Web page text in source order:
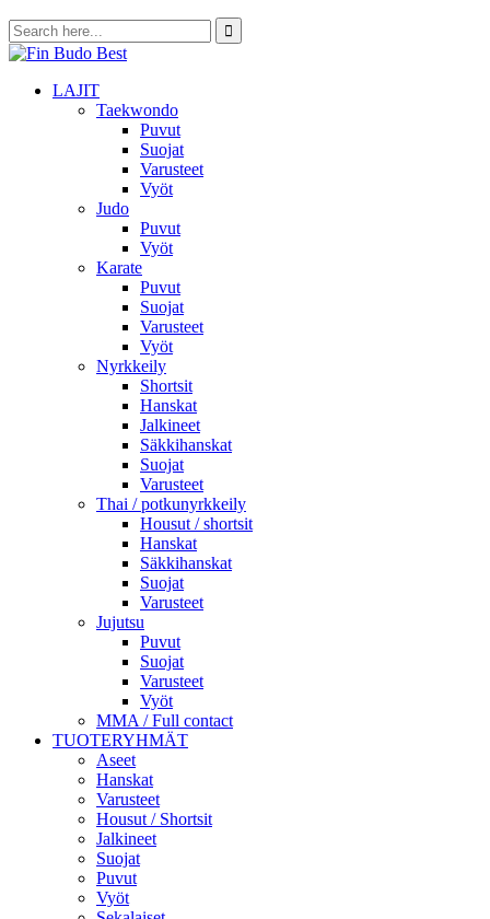
LAJIT
Taekwondo
Puvut
Suojat
Varusteet
Vyöt
Judo
Puvut
Vyöt
Karate
Puvut
Suojat
Varusteet
Vyöt
Nyrkkeily
Shortsit
Hanskat
Jalkineet
Säkkihanskat
Suojat
Varusteet
Thai / potkunyrkkeily
Housut / shortsit
Hanskat
Säkkihanskat
Suojat
Varusteet
Jujutsu
Puvut
Suojat
Varusteet
Vyöt
MMA / Full contact
TUOTERYHMÄT
Aseet
Hanskat
Varusteet
Housut / Shortsit
Jalkineet
Suojat
Puvut
Vyöt